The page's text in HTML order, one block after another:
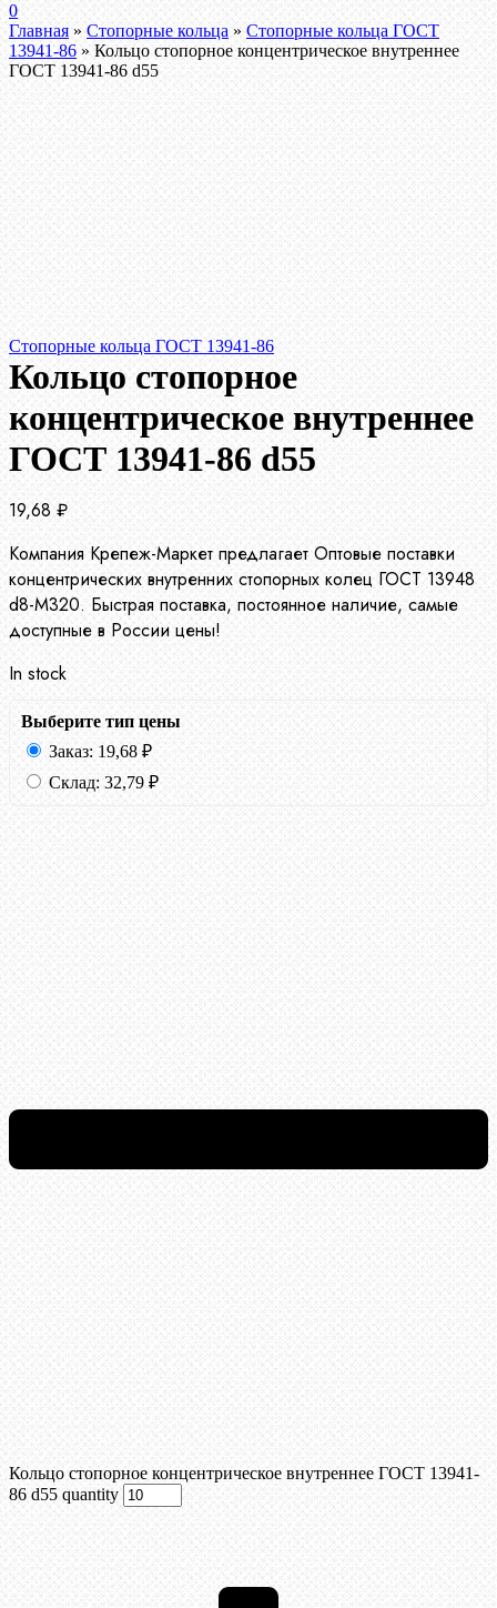
0
Главная » Стопорные кольца » Стопорные кольца ГОСТ
13941-86 » Кольцо стопорное концентрическое внутреннее
ГОСТ 13941-86 d55
Стопорные кольца ГОСТ 13941-86
Кольцо стопорное
концентрическое внутреннее
ГОСТ 13941-86 d55
19,68 ₽
Компания Крепеж-Маркет предлагает Оптовые поставки
концентрических внутренних стопорных колец ГОСТ 13948
d8-М320. Быстрая поставка, постоянное наличие, самые
доступные в России цены!
In stock
Выберите тип цены
Заказ: 19,68 ₽
Склад: 32,79 ₽
Кольцо стопорное концентрическое внутреннее ГОСТ 13941-
86 d55 quantity